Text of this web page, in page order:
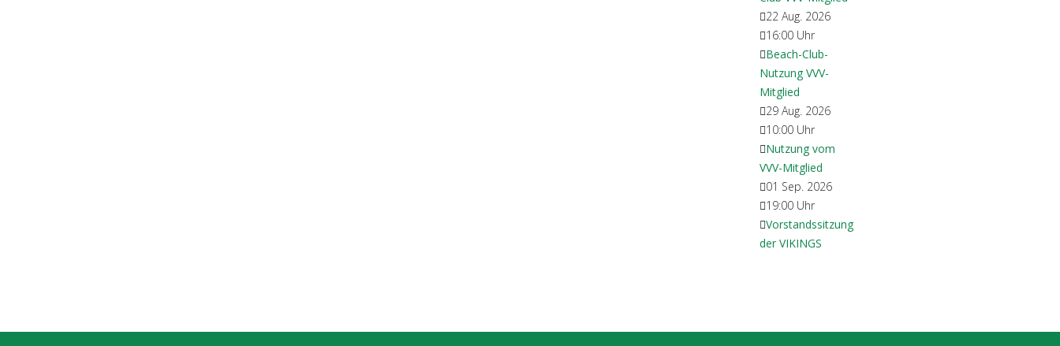
22 Aug. 2026
16:00 Uhr
Beach-Club-
Nutzung VVV-
Mitglied
29 Aug. 2026
10:00 Uhr
Nutzung vom
VVV-Mitglied
01 Sep. 2026
19:00 Uhr
Vorstandssitzung
der VIKINGS